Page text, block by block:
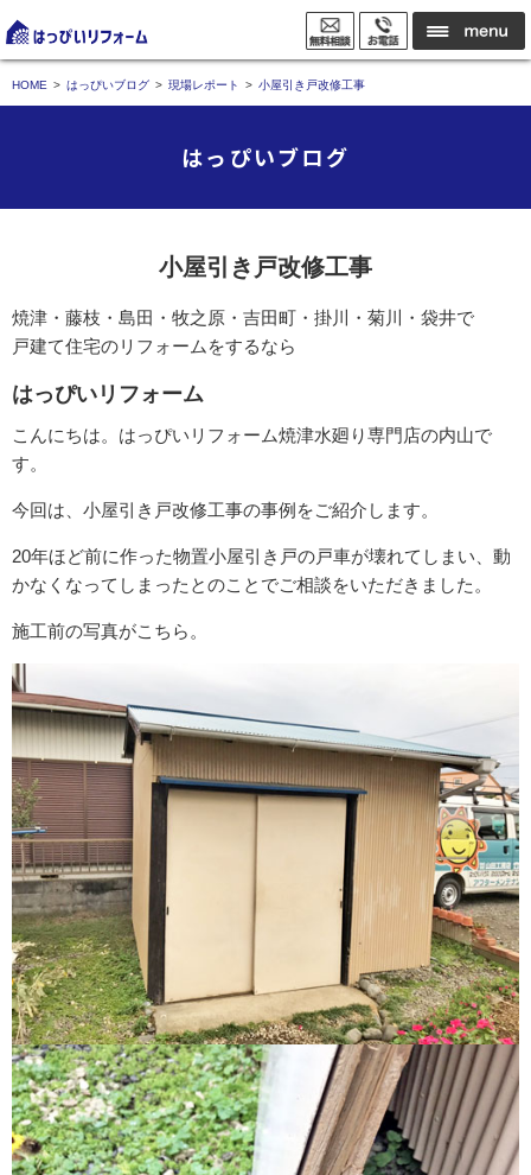
HOME はっぴいブログ 現場レポート 小屋引き戸改修工事
はっぴいブログ
小屋引き戸改修工事
焼津・藤枝・島田・牧之原・吉田町・掛川・菊川・袋井で
戸建て住宅のリフォームをするなら
はっぴいリフォーム
こんにちは。はっぴいリフォーム焼津水廻り専門店の内山で
す。
今回は、小屋引き戸改修工事の事例をご紹介します。
20年ほど前に作った物置小屋引き戸の戸車が壊れてしまい、動
かなくなってしまったとのことでご相談をいただきました。
施工前の写真がこちら。